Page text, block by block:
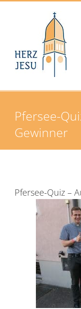
Zum
Pfersee-
Gewinner
Pfersee-Quiz –